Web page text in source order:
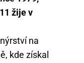
žije v
na
kde získal